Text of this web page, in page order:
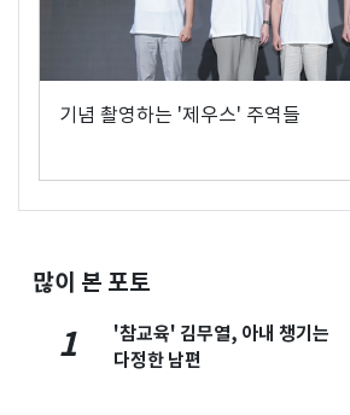
기념 촬영하는 '제우스' 주역들
많이 본 포토
1
'참교육' 김무열, 아내 챙기는
다정한 남편